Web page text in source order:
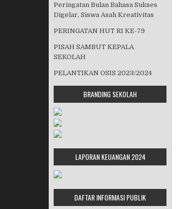
Peringatan Bulan Bahasa Sukses
Digelar, Siswa Asah Kreativitas
PERINGATAN HUT RI KE-79
PISAH SAMBUT KEPALA
SEKOLAH
PELANTIKAN OSIS 2023/2024
BRANDING SEKOLAH
LAPORAN KEUANGAN 2024
DAFTAR INFORMASI PUBLIK